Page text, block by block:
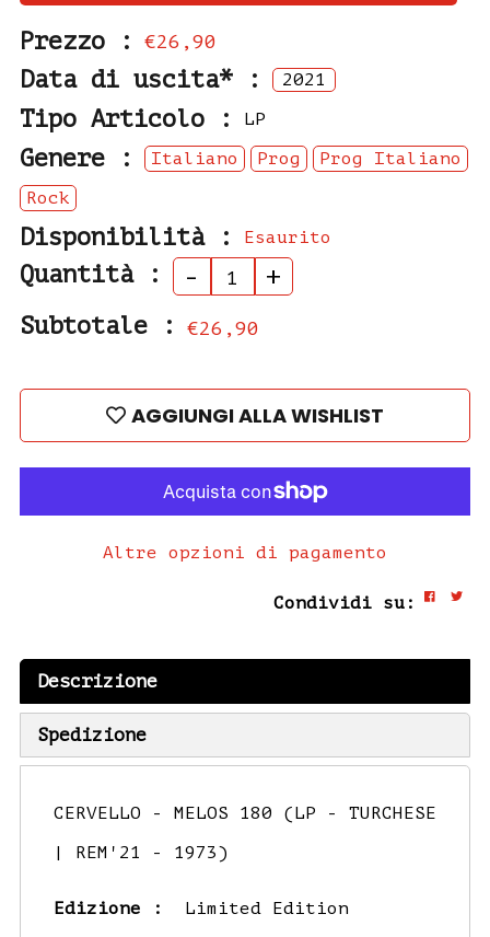
Prezzo : €26,90
Data di uscita* : 2021
Tipo Articolo : LP
Genere : Italiano Prog
Prog Italiano
Rock
Disponibilità : Esaurito
Quantità : - +
Subtotale : €26,90
AGGIUNGI ALLA WISHLIST
Altre opzioni di pagamento
Condividi su:
Descrizione
Spedizione
CERVELLO - MELOS 180 (LP - TURCHESE
| REM'21 - 1973)
Edizione :
Limited Edition